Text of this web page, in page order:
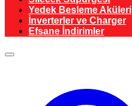
Yedek Besleme Aküleri
İnverterler ve Charger
Efsane İndirimler